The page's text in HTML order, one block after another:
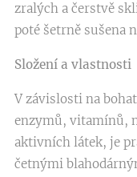
zralých a čerstvě
poté šetrně sušena
Složení a vlastnosti
V závislosti na
enzymů, vitamínů,
aktivních látek, je
četnými